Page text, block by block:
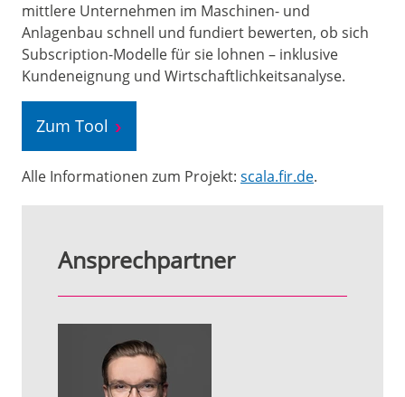
mittlere Unternehmen im Maschinen- und
Anlagenbau schnell und fundiert bewerten, ob sich
Subscription-Modelle für sie lohnen – inklusive
Kundeneignung und Wirtschaftlichkeitsanalyse.
Zum Tool
Alle Informationen zum Projekt: scala.fir.de.
Ansprechpartner